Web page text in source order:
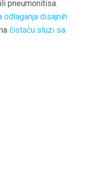
pneumonitisa.
odlaganja disajnih
čistaču sluzi sa